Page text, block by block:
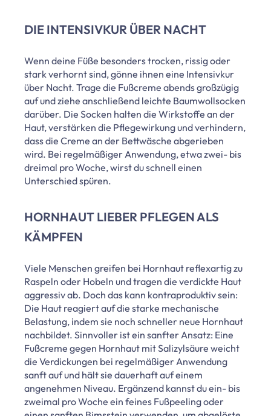
DIE INTENSIVKUR ÜBER NACHT
Wenn deine Füße besonders trocken, rissig oder
stark verhornt sind, gönne ihnen eine Intensivkur
über Nacht. Trage die Fußcreme abends großzügig
auf und ziehe anschließend leichte Baumwollsocken
darüber. Die Socken halten die Wirkstoffe an der
Haut, verstärken die Pflegewirkung und verhindern,
dass die Creme an der Bettwäsche abgerieben
wird. Bei regelmäßiger Anwendung, etwa zwei- bis
dreimal pro Woche, wirst du schnell einen
Unterschied spüren.
HORNHAUT LIEBER PFLEGEN ALS
KÄMPFEN
Viele Menschen greifen bei Hornhaut reflexartig zu
Raspeln oder Hobeln und tragen die verdickte Haut
aggressiv ab. Doch das kann kontraproduktiv sein:
Die Haut reagiert auf die starke mechanische
Belastung, indem sie noch schneller neue Hornhaut
nachbildet. Sinnvoller ist ein sanfter Ansatz: Eine
Fußcreme gegen Hornhaut mit Salizylsäure weicht
die Verdickungen bei regelmäßiger Anwendung
sanft auf und hält sie dauerhaft auf einem
angenehmen Niveau. Ergänzend kannst du ein- bis
zweimal pro Woche ein feines Fußpeeling oder